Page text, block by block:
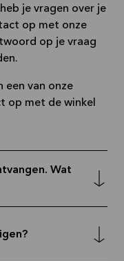
je vragen over je
op met onze
op je vraag
een van onze
op met de winkel
Wat